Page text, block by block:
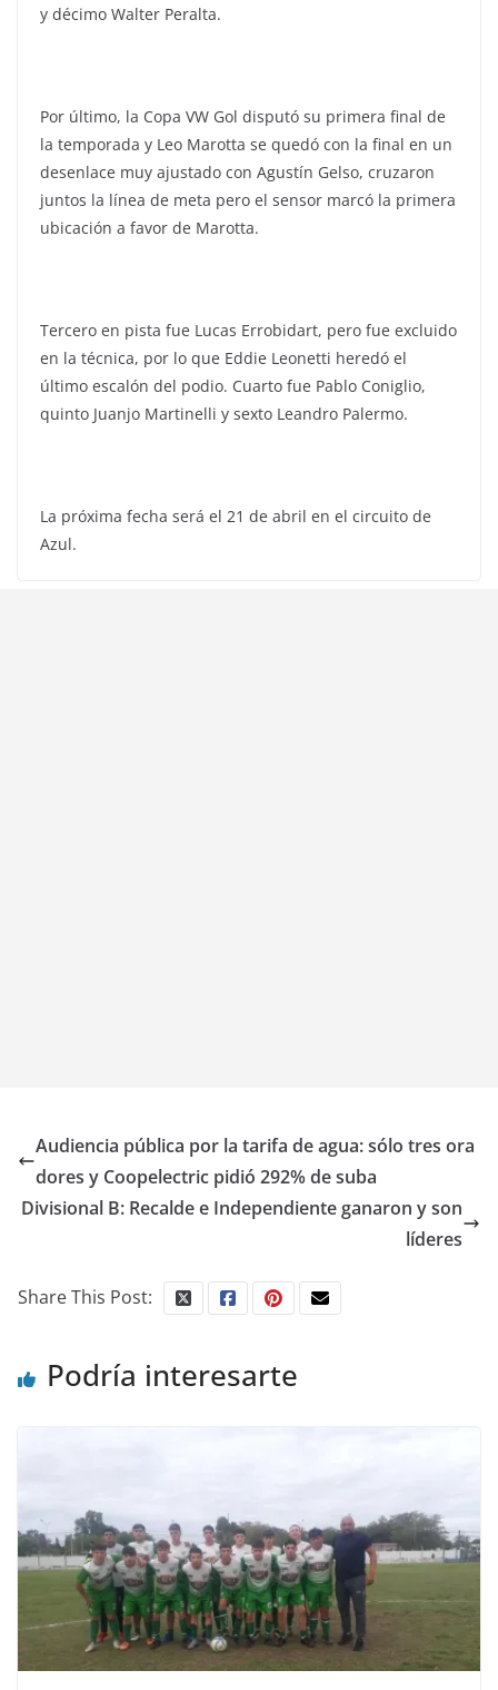
y décimo Walter Peralta.
Por último, la Copa VW Gol disputó su primera final de
la temporada y Leo Marotta se quedó con la final en un
desenlace muy ajustado con Agustín Gelso, cruzaron
juntos la línea de meta pero el sensor marcó la primera
ubicación a favor de Marotta.
Tercero en pista fue Lucas Errobidart, pero fue excluido
en la técnica, por lo que Eddie Leonetti heredó el
último escalón del podio. Cuarto fue Pablo Coniglio,
quinto Juanjo Martinelli y sexto Leandro Palermo.
La próxima fecha será el 21 de abril en el circuito de
Azul.
Audiencia pública por la tarifa de agua: sólo tres ora
dores y Coopelectric pidió 292% de suba
Divisional B: Recalde e Independiente ganaron y son
líderes
Share This Post:
Podría interesarte